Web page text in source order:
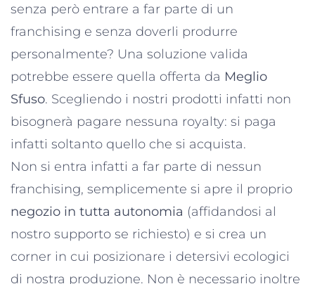
senza però entrare a far parte di un
franchising e senza doverli produrre
personalmente? Una soluzione valida
potrebbe essere quella offerta da Meglio
Sfuso. Scegliendo i nostri prodotti infatti non
bisognerà pagare nessuna royalty: si paga
infatti soltanto quello che si acquista.
Non si entra infatti a far parte di nessun
franchising, semplicemente si apre il proprio
negozio in tutta autonomia (affidandosi al
nostro supporto se richiesto) e si crea un
corner in cui posizionare i detersivi ecologici
di nostra produzione. Non è necessario inoltre